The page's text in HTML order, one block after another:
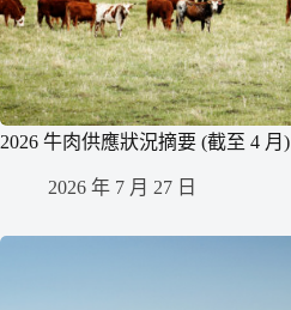
2026 牛肉供應狀況摘要 (截至 4 月)
2026 年 7 月 27 日